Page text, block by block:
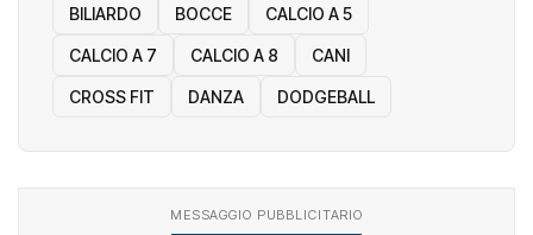
BILIARDO BOCCE CALCIO A 5
CALCIO A 7 CALCIO A 8 CANI
CROSS FIT DANZA DODGEBALL
MESSAGGIO PUBBLICITARIO